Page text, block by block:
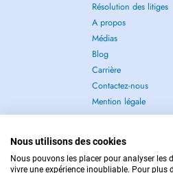
Résolution des litiges
A propos
Médias
Blog
Carrière
Contactez-nous
Mention légale
Nous utilisons des cookies
Nous pouvons les placer pour analyser les
vivre une expérience inoubliable. Pour